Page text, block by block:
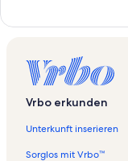
d
i
f
l
g
r
d
e
o
l
e
r
i
f
o
d
e
d
e
f
Vrbo erkunden
Unterkunft inserieren
Sorglos mit Vrbo™